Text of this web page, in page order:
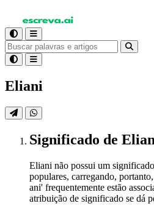
Eliani
Significado de
Eliani não possui um
populares, carregando,
ani' frequentemente estão
atribuição de significado se dá